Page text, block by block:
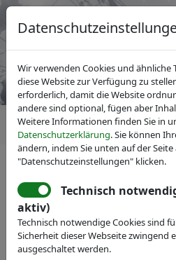
IVAM Fachverband für
Veranstaltungen
COMPAMED
Wir verwenden Cookies und ähnliche
diese Website zur Verfügung zu
erforderlich, damit die Website
andere sind optional, fügen aber
Weitere Informationen finden Sie in
Datenschutzerklärung. Sie können
ändern, indem Sie unten auf der Seite
"Datenschutzeinstellungen" klicken.
Technisch
aktiv)
Technisch notwendige Cookies sind
Sicherheit dieser Webseite
ausgeschaltet werden.